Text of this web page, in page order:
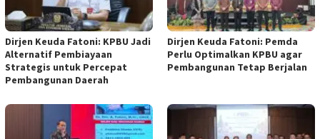
Dirjen Keuda Fatoni: KPBU Jadi
Alternatif Pembiayaan
Strategis untuk Percepat
Pembangunan Daerah
Dirjen Keuda Fatoni: Pemda
Perlu Optimalkan KPBU agar
Pembangunan Tetap Berjalan